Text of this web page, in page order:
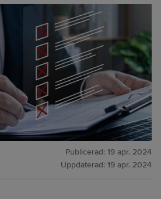
Publicerad: 19 apr. 2024
Uppdaterad: 19 apr. 2024